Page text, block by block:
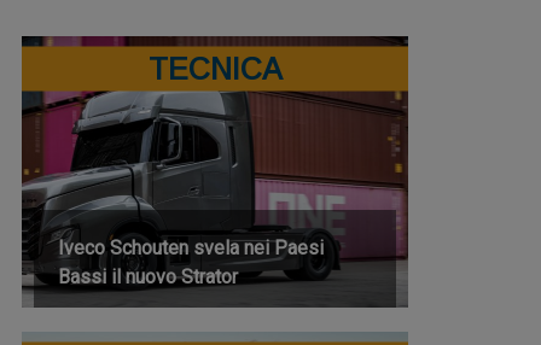
TECNICA
Iveco Schouten svela nei Paesi
Bassi il nuovo Strator